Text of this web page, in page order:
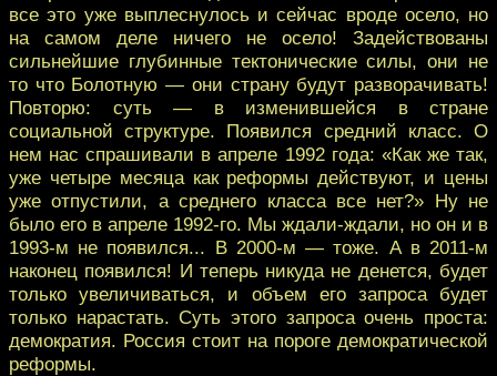
все это уже выплеснулось и сейчас вроде осело, но
на самом деле ничего не осело! Задействованы
сильнейшие глубинные тектонические силы, они не
то что Болотную — они страну будут разворачивать!
Повторю: суть — в изменившейся в стране
социальной структуре. Появился средний класс. О
нем нас спрашивали в апреле 1992 года: «Как же так,
уже четыре месяца как реформы действуют, и цены
уже отпустили, а среднего класса все нет?» Ну не
было его в апреле 1992-го. Мы ждали-ждали, но он и в
1993-м не появился... В 2000-м — тоже. А в 2011-м
наконец появился! И теперь никуда не денется, будет
только увеличиваться, и объем его запроса будет
только нарастать. Суть этого запроса очень проста:
демократия. Россия стоит на пороге демократической
реформы.